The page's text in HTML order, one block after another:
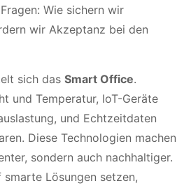
Wie sichern wir
wir Akzeptanz bei den
sich das Smart Office.
und Temperatur, IoT-Geräte
und Echtzeitdaten
Diese Technologien machen
sondern auch nachhaltiger.
smarte Lösungen setzen,